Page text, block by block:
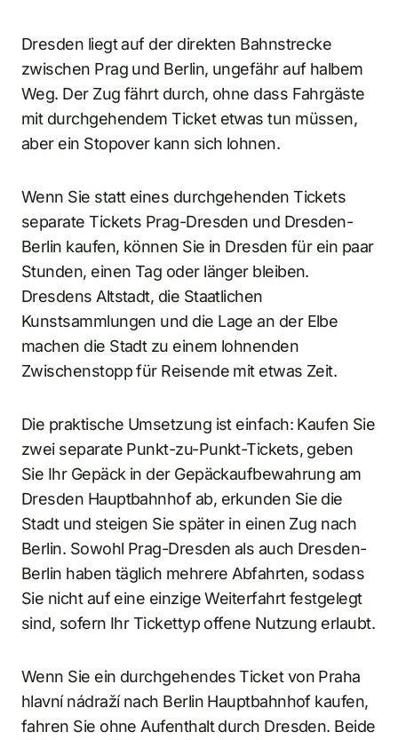
Dresden liegt auf der direkten Bahnstrecke
zwischen Prag und Berlin, ungefähr auf halbem
Weg. Der Zug fährt durch, ohne dass Fahrgäste
mit durchgehendem Ticket etwas tun müssen,
aber ein Stopover kann sich lohnen.
Wenn Sie statt eines durchgehenden Tickets
separate Tickets Prag-Dresden und Dresden-
Berlin kaufen, können Sie in Dresden für ein paar
Stunden, einen Tag oder länger bleiben.
Dresdens Altstadt, die Staatlichen
Kunstsammlungen und die Lage an der Elbe
machen die Stadt zu einem lohnenden
Zwischenstopp für Reisende mit etwas Zeit.
Die praktische Umsetzung ist einfach: Kaufen Sie
zwei separate Punkt-zu-Punkt-Tickets, geben
Sie Ihr Gepäck in der Gepäckaufbewahrung am
Dresden Hauptbahnhof ab, erkunden Sie die
Stadt und steigen Sie später in einen Zug nach
Berlin. Sowohl Prag-Dresden als auch Dresden-
Berlin haben täglich mehrere Abfahrten, sodass
Sie nicht auf eine einzige Weiterfahrt festgelegt
sind, sofern Ihr Tickettyp offene Nutzung erlaubt.
Wenn Sie ein durchgehendes Ticket von Praha
hlavní nádraží nach Berlin Hauptbahnhof kaufen,
fahren Sie ohne Aufenthalt durch Dresden. Beide